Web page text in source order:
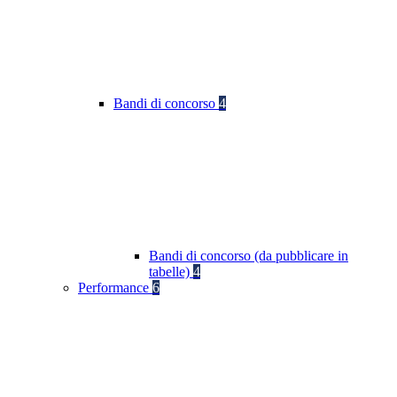
Bandi di concorso 4
Bandi di concorso (da pubblicare in
tabelle) 4
Performance 6